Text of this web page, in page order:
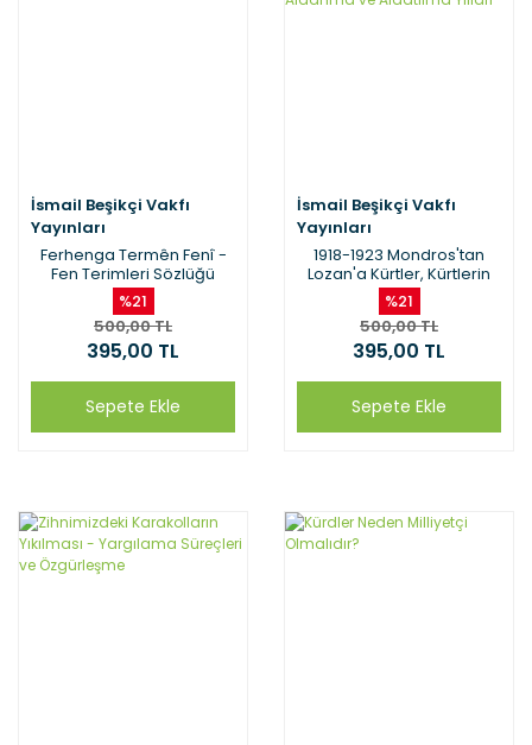
İsmail Beşikçi Vakfı
Yayınları
Ferhenga Termên Fenî -
Fen Terimleri Sözlüğü
%21
500,00 TL
395,00 TL
Sepete Ekle
İsmail Beşikçi Vakfı
Yayınları
1918-1923 Mondros'tan
Lozan'a Kürtler, Kürtlerin
Aldanma ve Aldatılma
Yılları
%21
500,00 TL
395,00 TL
Sepete Ekle